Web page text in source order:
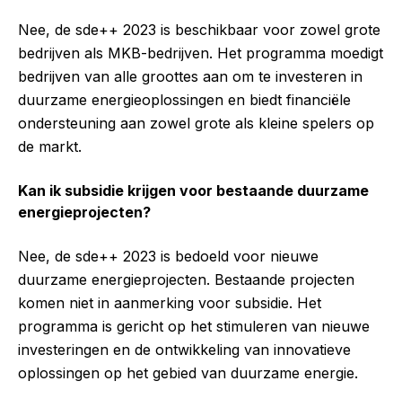
Nee, de sde++ 2023 is beschikbaar voor zowel grote
bedrijven als MKB-bedrijven. Het programma moedigt
bedrijven van alle groottes aan om te investeren in
duurzame energieoplossingen en biedt financiële
ondersteuning aan zowel grote als kleine spelers op
de markt.
Kan ik subsidie krijgen voor bestaande duurzame
energieprojecten?
Nee, de sde++ 2023 is bedoeld voor nieuwe
duurzame energieprojecten. Bestaande projecten
komen niet in aanmerking voor subsidie. Het
programma is gericht op het stimuleren van nieuwe
investeringen en de ontwikkeling van innovatieve
oplossingen op het gebied van duurzame energie.